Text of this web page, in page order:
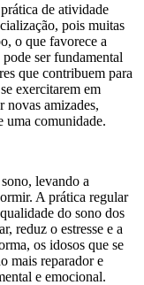
de atividade
pois muitas
o que favorece a
ser fundamental
que contribuem para
exercitarem em
novas amizades,
uma comunidade.
levando a
A prática regular
do sono dos
reduz o estresse e a
os idosos que se
mais reparador e
e emocional.